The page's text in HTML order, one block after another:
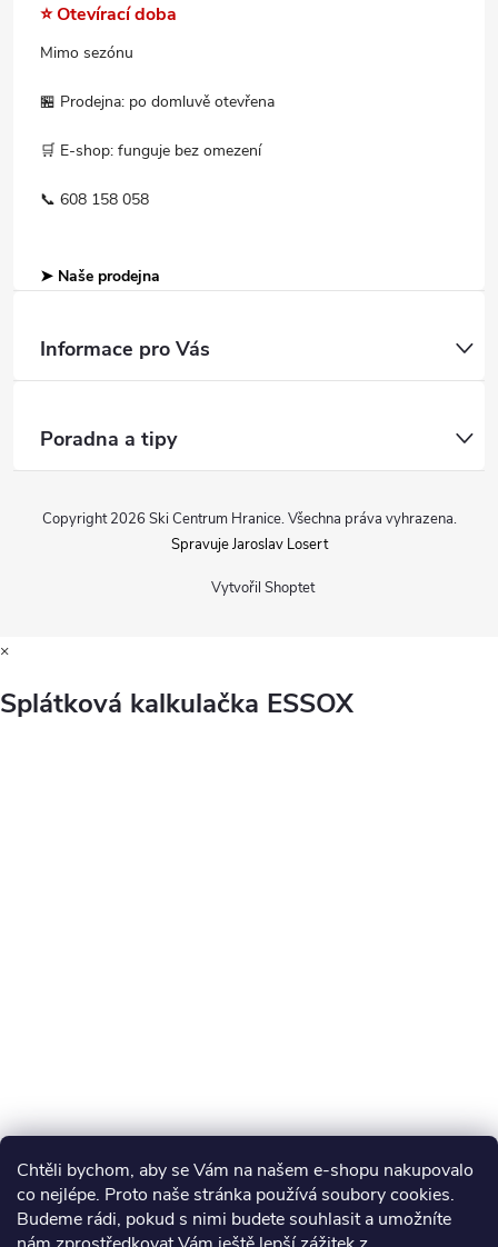
Chtěli bychom, aby se Vám na našem e-shopu nakupovalo
co nejlépe. Proto naše stránka používá soubory cookies.
Budeme rádi, pokud s nimi budete souhlasit a umožníte
⭐ Otevírací doba
Mimo sezónu
🏪 Prodejna: po domluvě otevřena
🛒 E-shop: funguje bez omezení
📞 608 158 058
➤ Naše prodejna
Informace pro Vás
Poradna a tipy
Vytvořil Shoptet
Copyright 2026 Ski Centrum Hranice. Všechna práva vyhrazena.
Spravuje Jaroslav Losert
×
Splátková kalkulačka ESSOX